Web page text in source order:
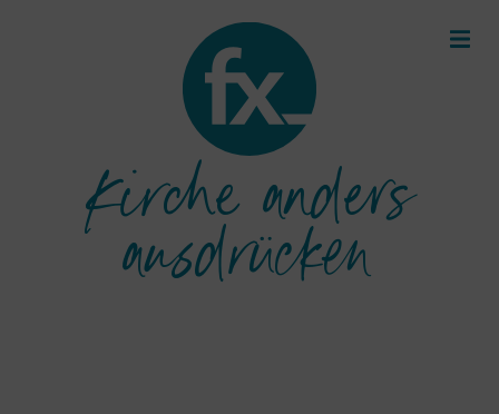
Kirche anders
ausdrücken